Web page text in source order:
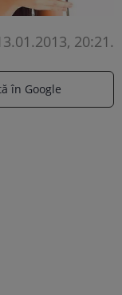
20:21 .
în Google